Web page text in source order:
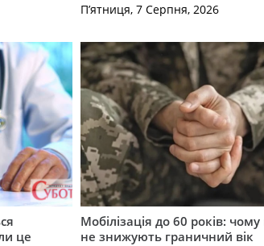
П’ятниця, 7 Серпня, 2026
це
Мобілізація до 60 років: чому
не знижують граничний вік